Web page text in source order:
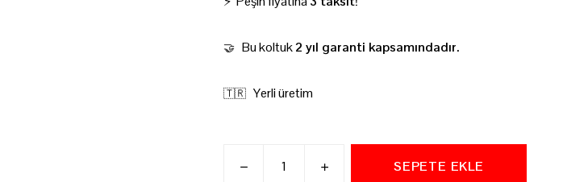
🤝 Bu koltuk2 yıl garanti kapsamındadır.
🇹🇷 Yerli üretim
SEPETE EKLE